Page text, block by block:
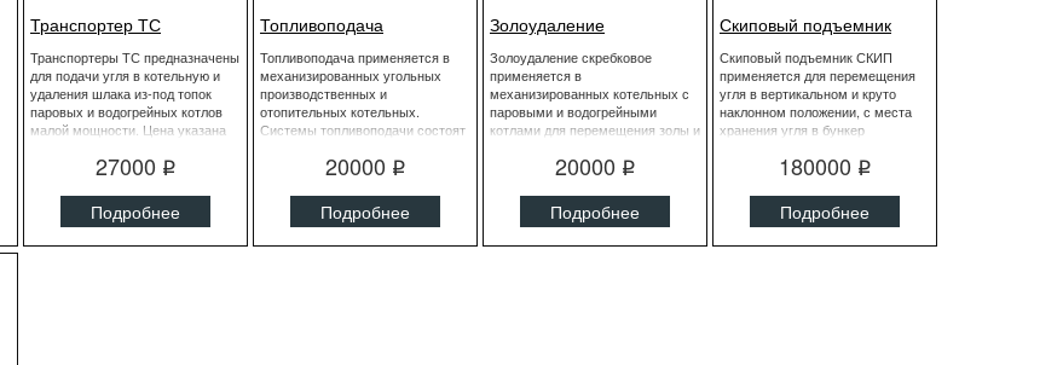
Транспортер ТС
Транспортеры ТС предназначены
для подачи угля в котельную и
удаления шлака из-под топок
паровых и водогрейных котлов
малой мощности. Цена указана
27000 q
Подробнее
Топливоподача
Топливоподача применяется в
механизированных угольных
производственных и
отопительных котельных.
Системы топливоподачи состоят
бункеров, различных видов
устройств.
20000 q
Подробнее
Золоудаление
Золоудаление скребковое
применяется в
механизированных котельных с
паровыми и водогрейными
котлами для перемещения золы и
неподвижному желобу в бункер
20000 q
Подробнее
Скиповый подъемник
Скиповый подъемник СКИП
применяется для перемещения
угля в вертикальном и круто
наклонном положении, с места
хранения угля в бункер
стационарных котельных,
транспортабельных котельных
180000 q
Подробнее